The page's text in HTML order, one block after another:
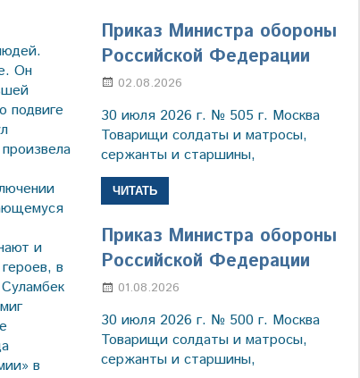
Он
подвиге
и
в
в
Приказ Министра обороны
Российской Федерации
02.08.2026
30 июля 2026 г. № 505 г. Москва
Товарищи солдаты и матросы,
сержанты и старшины,
ЧИТАТЬ
Приказ Министра обороны
Российской Федерации
01.08.2026
30 июля 2026 г. № 500 г. Москва
Товарищи солдаты и матросы,
сержанты и старшины,